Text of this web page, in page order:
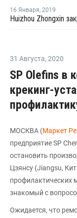
16 Января, 2019
Huizhou Zhongxin
31 Августа, 2020
SP Olefins в
крекинг-
МОСКВА (Маркет
предприятие SP
остановить
Цзянсу (Jiangsu,
профилактических
знакомый с
Ожидается, что